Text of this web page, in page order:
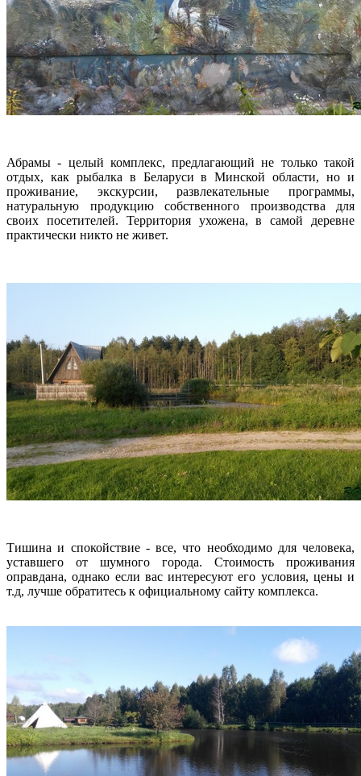
Абрамы - целый комплекс, предлагающий не только такой
отдых, как рыбалка в Беларуси в Минской области, но и
проживание, экскурсии, развлекательные программы,
натуральную продукцию собственного производства для
своих посетителей. Территория ухожена, в самой деревне
практически никто не живет.
Тишина и спокойствие - все, что необходимо для человека,
уставшего от шумного города. Стоимость проживания
оправдана, однако если вас интересуют его условия, цены и
т.д, лучше обратитесь к официальному сайту комплекса.